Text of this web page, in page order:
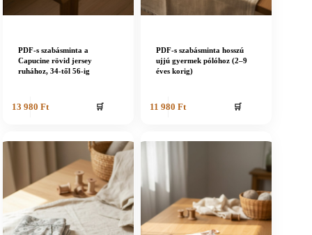
PDF-s szabásminta a
Capucine rövid jersey
ruhához, 34-től 56-ig
13 980 Ft 🛒
PDF-s szabásminta hosszú
ujjú gyermek pólóhoz (2–9
éves korig)
11 980Ft 🛒